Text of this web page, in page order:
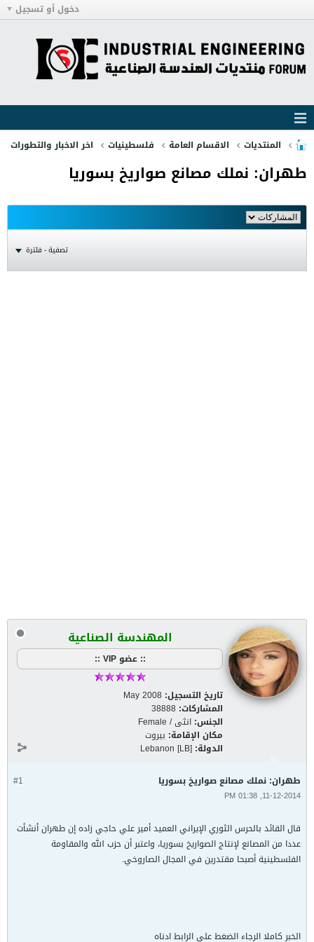
دخول أو تسجيل
المنتديات الاقسام العامة فلسطينيات اخر الاخبار والتطورات
طهران: نملك مصانع صواريخ بسوريا
تصفية - فلترة
المهندسة الصناعية
:: عضو VIP ::
تاريخ التسجيل: May 2008
المشاركات: 38888
الجنس: انثى / Female
مكان الإقامة: بيروت
الدولة: Lebanon [LB]
#1 طهران: نملك مصانع صواريخ بسوريا
11-12-2014, 01:38 PM
قال القائد بالحرس الثوري الإيراني العميد أمير علي حاجي زاده إن طهران أنشأت
عددا من المصانع لإنتاج الصواريخ بسوريا، واعتبر أن حزب الله والمقاومة
الفلسطينية أصبحا مقتدرين في المجال الصاروخي.
الخبر كاملا الرجاء الضغط على الرابط ادناه